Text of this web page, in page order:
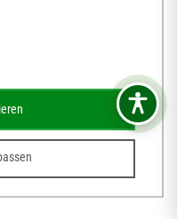
Amtsblatt
HORIZON Digitalagentur